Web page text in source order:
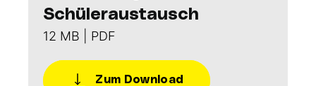
Schüleraustausch
12 MB | PDF
Zum Download